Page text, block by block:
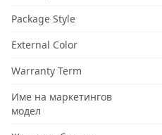
Package Style
External Color
Warranty Term
Име на маркетингов
модел